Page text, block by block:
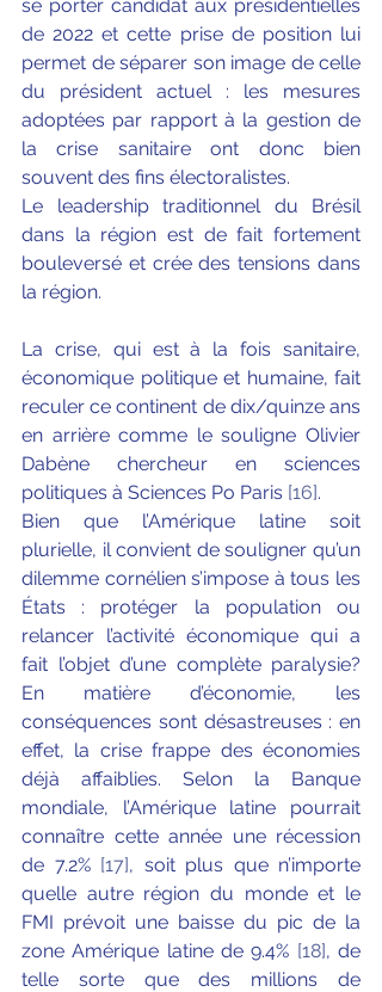
se porter candidat aux présidentielles
de 2022 et cette prise de position lui
permet de séparer son image de celle
du président actuel : les mesures
adoptées par rapport à la gestion de
la crise sanitaire ont donc bien
souvent des fins électoralistes.
Le leadership traditionnel du Brésil
dans la région est de fait fortement
bouleversé et crée des tensions dans
la région.
La crise, qui est à la fois sanitaire,
économique politique et humaine, fait
reculer ce continent de dix/quinze ans
en arrière comme le souligne Olivier
Dabène chercheur en sciences
politiques à Sciences Po Paris [16].
Bien que l’Amérique latine soit
plurielle, il convient de souligner qu’un
dilemme cornélien s’impose à tous les
États : protéger la population ou
relancer l’activité économique qui a
fait l’objet d’une complète paralysie?
En matière d’économie, les
conséquences sont désastreuses : en
effet, la crise frappe des économies
déjà affaiblies. Selon la Banque
mondiale, l’Amérique latine pourrait
connaître cette année une récession
de 7.2% [17], soit plus que n’importe
quelle autre région du monde et le
FMI prévoit une baisse du pic de la
zone Amérique latine de 9.4% [18], de
telle sorte que des millions de